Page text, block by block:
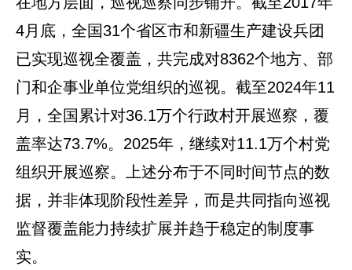
4月底，全国31个省区市和新疆生产建设兵团
已实现巡视全覆盖，共完成对8362个地方、部
门和企事业单位党组织的巡视。截至2024年11
月，全国累计对36.1万个行政村开展巡察，覆
盖率达73.7%。2025年，继续对11.1万个村党
组织开展巡察。上述分布于不同时间节点的数
据，并非体现阶段性差异，而是共同指向巡视
监督覆盖能力持续扩展并趋于稳定的制度事
实。